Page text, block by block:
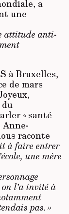
a
une
attitude anti-
à Bruxelles,
de mars
« santé
Anne-
raconte
à faire entrer
une mère
l’a invité à
pas. »